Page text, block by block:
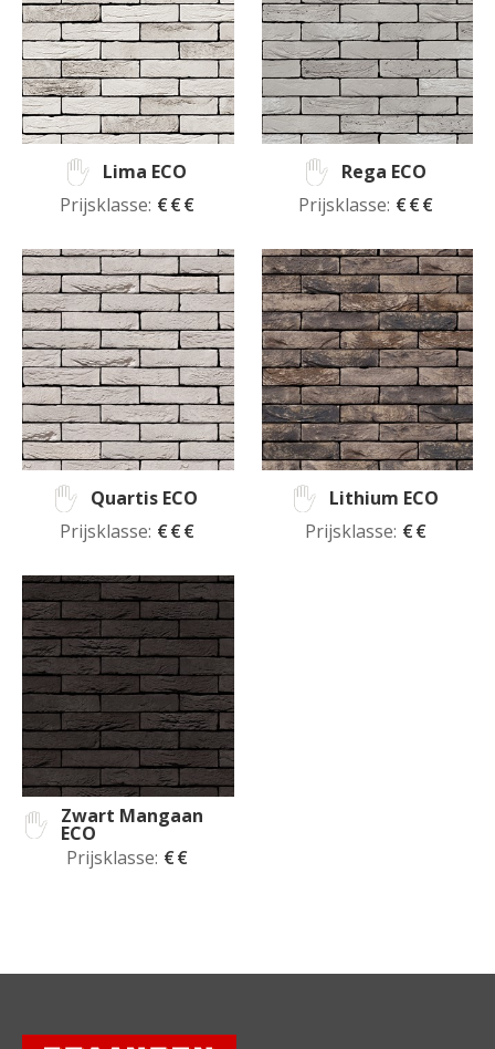
Lima ECO
Prijsklasse: €€€
Rega ECO
Prijsklasse: €€€
Quartis ECO
Prijsklasse: €€€
Lithium ECO
Prijsklasse: €€
Zwart Mangaan
ECO
Prijsklasse: €€